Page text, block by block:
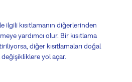
ilgili kısıtlamanın diğerlerinden
yardımcı olur. Bir kısıtlama
diğer kısıtlamaları doğal
yol açar.